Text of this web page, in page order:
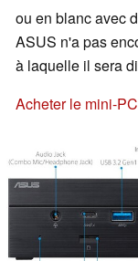
ou en blanc avec
ASUS n'a pas
à laquelle il sera
Acheter le mini-